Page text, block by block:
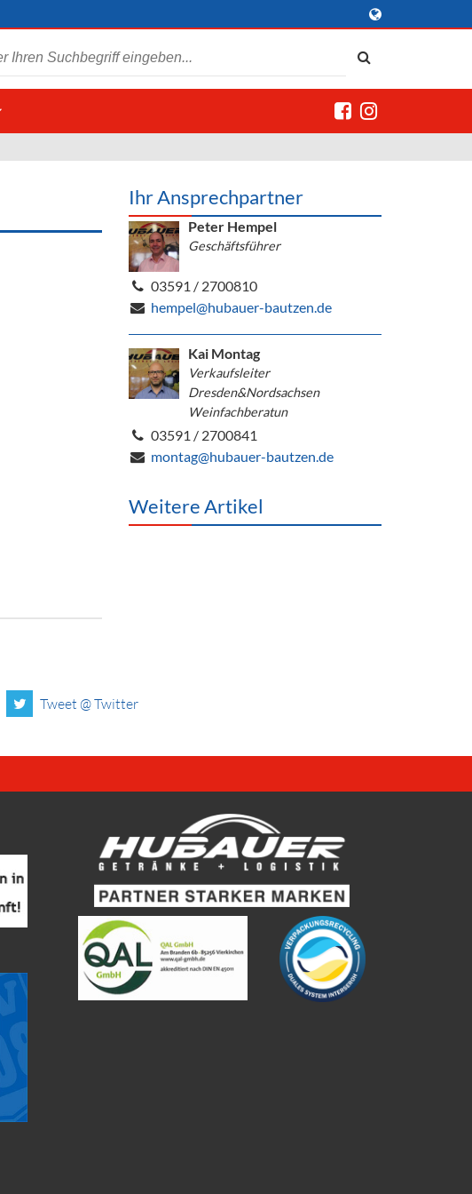
Ihr Ansprechpartner
Peter Hempel
Geschäftsführer
03591 / 2700810
hempel@hubauer-bautzen.de
Kai Montag
Verkaufsleiter
Dresden&Nordsachsen
Weinfachberatun
03591 / 2700841
montag@hubauer-bautzen.de
Weitere Artikel
Tweet @ Twitter